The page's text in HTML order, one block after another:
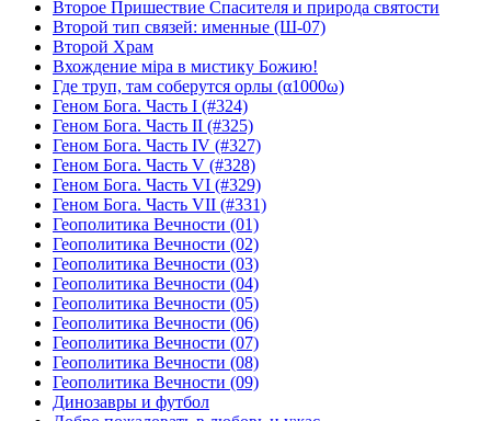
Второе Пришествие Спасителя и природа святости
Второй тип связей: именные (Ш-07)
Второй Храм
Вхождение мiра в мистику Божию!
Где труп, там соберутся орлы (α1000ω)
Геном Бога. Часть I (#324)
Геном Бога. Часть II (#325)
Геном Бога. Часть IV (#327)
Геном Бога. Часть V (#328)
Геном Бога. Часть VI (#329)
Геном Бога. Часть VII (#331)
Геополитика Вечности (01)
Геополитика Вечности (02)
Геополитика Вечности (03)
Геополитика Вечности (04)
Геополитика Вечности (05)
Геополитика Вечности (06)
Геополитика Вечности (07)
Геополитика Вечности (08)
Геополитика Вечности (09)
Динозавры и футбол